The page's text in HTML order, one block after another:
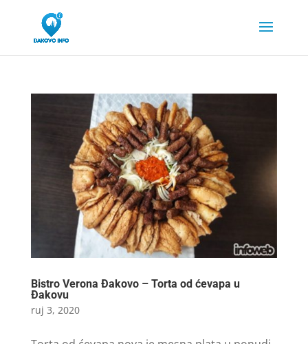
Bistro Verona Đakovo – Torta od ćevapa u
Đakovu
ruj 3, 2020